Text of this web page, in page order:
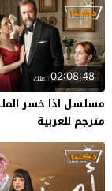
02:08:48
مترجم للعربية